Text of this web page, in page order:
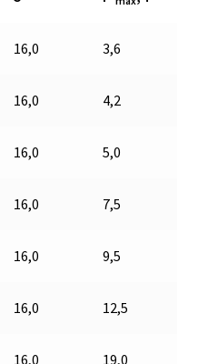
16,0 3,6
16,0 4,2
16,0 5,0
16,0 7,5
16,0 9,5
16,0 12,5
16,0 19,0